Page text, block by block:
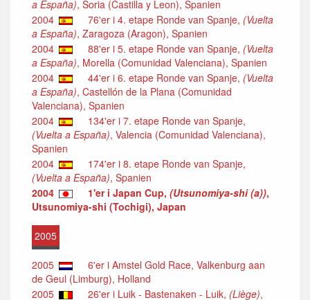
a España), Soria (Castilla y Leon), Spanien
2004
76'er i 4. etape Ronde van Spanje, (Vuelta
a España), Zaragoza (Aragon), Spanien
2004
88'er i 5. etape Ronde van Spanje, (Vuelta
a España), Morella (Comunidad Valenciana), Spanien
2004
44'er i 6. etape Ronde van Spanje, (Vuelta
a España), Castellón de la Plana (Comunidad
Valenciana), Spanien
2004
134'er i 7. etape Ronde van Spanje,
(Vuelta a España), Valencia (Comunidad Valenciana),
Spanien
2004
174'er i 8. etape Ronde van Spanje,
(Vuelta a España), Spanien
2004
1'er i Japan Cup, (Utsunomiya-shi (a)),
Utsunomiya-shi (Tochigi), Japan
2005
2005
6'er i Amstel Gold Race, Valkenburg aan
de Geul (Limburg), Holland
2005
26'er i Luik - Bastenaken - Luik, (Liège),